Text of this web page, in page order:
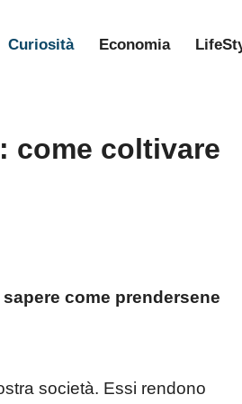
Curiosità Economia
come coltivare
come prendersene
società. Essi rendono